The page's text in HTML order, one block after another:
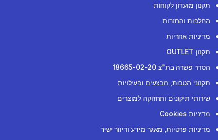
תקנון מועדון לקוחות
החלפות והחזרות
מדיניות אחריות
תקנון OUTLET
הסדר פשרה בת"צ 18665-02-20
תקנוני הטבות, מבצעים ופעילויות
שירותי תיקונים ותחזוקה למוצרים
מדיניות Cookies
מדיניות פרטיות, מאגר מידע ודיוור ישיר